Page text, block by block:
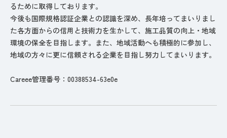
るために取得しております。
今後も国際規格認証企業との認識を深め、長年培ってまいりまし
た各方面からの信用と技術力を生かして、施工品質の向上・地域
環境の保全を目指します。また、地域活動へも積極的に参加し、
地域の方々に更に信頼される企業を目指し努力してまいります。
Careee管理番号：00388534-63e0e